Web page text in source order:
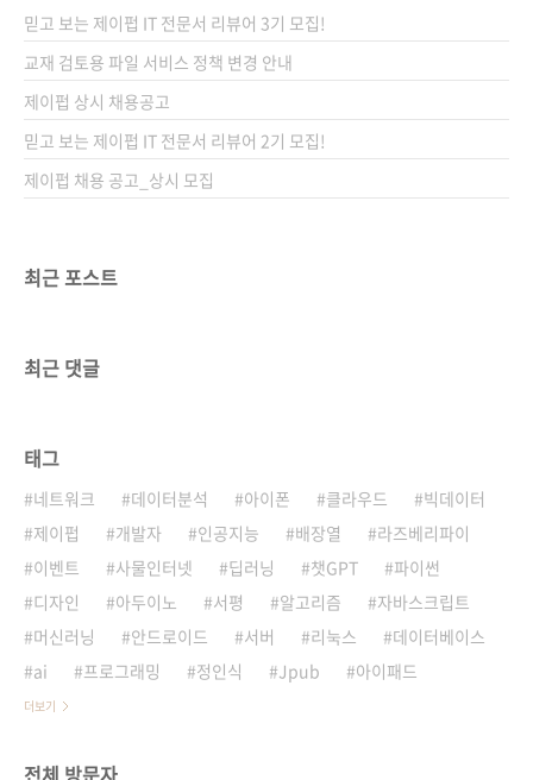
믿고 보는 제이펍 IT 전문서 리뷰어 3기 모집!
교재 검토용 파일 서비스 정책 변경 안내
제이펍 상시 채용공고
믿고 보는 제이펍 IT 전문서 리뷰어 2기 모집!
제이펍 채용 공고_상시 모집
최근 포스트
최근 댓글
태그
네트워크 데이터분석 아이폰 클라우드
빅데이터
제이펍
개발자 인공지능 배장열
라즈베리파이
이벤트
사물인터넷 딥러닝 챗GPT
파이썬
디자인
아두이노 서평 알고리즘
자바스크립트
머신러닝
안드로이드 서버 리눅스
데이터베이스
ai
프로그래밍 정인식 Jpub 아이패드
더보기